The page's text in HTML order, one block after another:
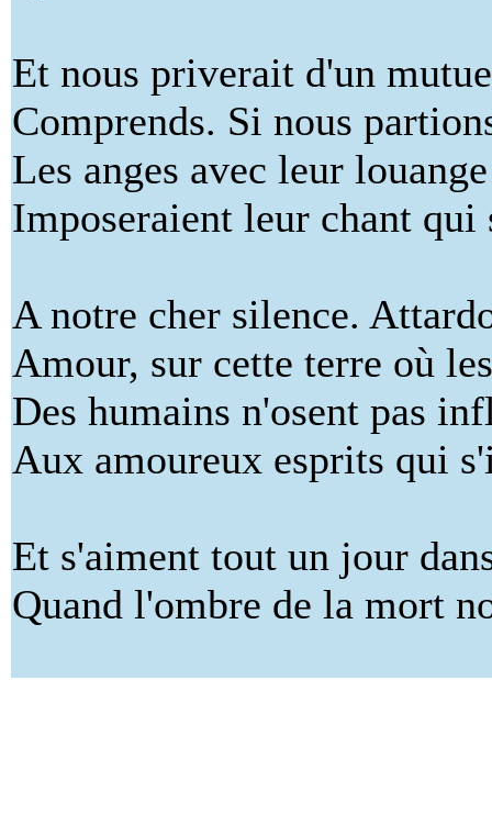
Et nous priverait d'un
Comprends. Si nous
Les anges avec leur
Imposeraient leur chant qui
A notre cher silence.
Amour, sur cette terre où
Des humains n'osent pas
Aux amoureux esprits qui
Et s'aiment tout un jour
Quand l'ombre de la mort